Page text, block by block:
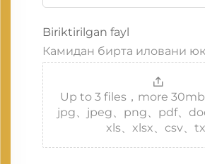
Biriktirilgan fayl
Камидан бирта иловани
Up to 3 files，more
jpg、jpeg、png、pdf、
xls、xlsx、csv、